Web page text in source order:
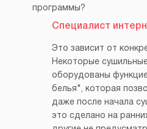
программы?
Специалист
Это зависит от
Некоторые
оборудованы
белья", которая
даже после начала
это сделано на